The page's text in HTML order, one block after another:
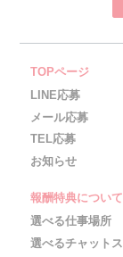
TOPページ
LINE応募
メール応募
TEL応募
お知らせ
報酬特典について
選べる仕事場所
選べるチャット